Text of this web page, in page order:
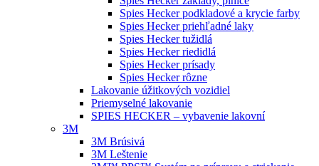
Spies Hecker podkladové a krycie farby
Spies Hecker priehľadné laky
Spies Hecker tužidlá
Spies Hecker riedidlá
Spies Hecker prísady
Spies Hecker rôzne
Lakovanie úžitkových vozidiel
Priemyselné lakovanie
SPIES HECKER – vybavenie lakovní
3M
3M Brúsivá
3M Leštenie